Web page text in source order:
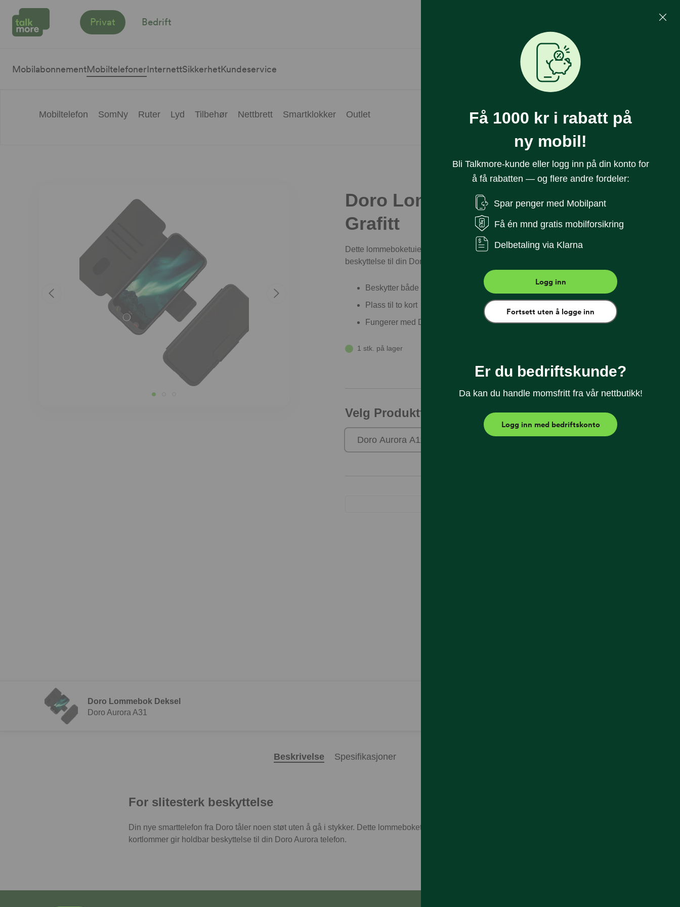
Privat Bedrift
MobilabonnementMobiltelefonerInternettSikkerhetKundeservice
Mobiltelefon SomNy Ruter Lyd Tilbehør Nettbrett Smartklokker Outlet
Doro Lommebok Deksel A31
Grafitt
Dette lommeboketuiet med magnetlås og praktiske kortlommer gir holdbar
beskyttelse til din Doro Aurora telefon.
Beskytter både skjermen og telefonens bakside
Plass til to kort
Fungerer med Doro trådløst ladestativ
1 stk. på lager
Velg Produktfamilie
Doro Aurora A11 Doro Aurora A31
Doro Lommebok Deksel
Doro Aurora A31
Beskrivelse Spesifikasjoner
For slitesterk beskyttelse
Din nye smarttelefon fra Doro tåler noen støt uten å gå i stykker. Dette lommeboketuiet med magnetlås og praktiske
kortlommer gir holdbar beskyttelse til din Doro Aurora telefon.
Få 1000 kr i rabatt på
ny mobil!
Bli Talkmore-kunde eller logg inn på din konto for
å få rabatten — og flere andre fordeler:
Spar penger med Mobilpant
Få én mnd gratis mobilforsikring
Delbetaling via Klarna
Logg inn
Fortsett uten å logge inn
Er du bedriftskunde?
Da kan du handle momsfritt fra vår nettbutikk!
Logg inn med bedriftskonto